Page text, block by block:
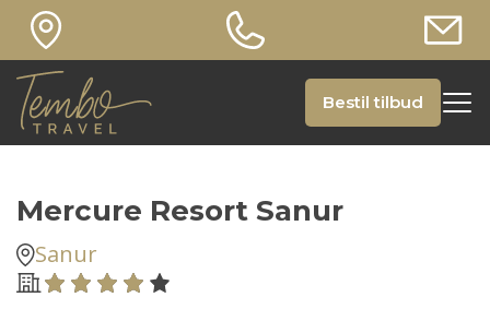
Bestil tilbud
Mercure Resort Sanur
Sanur